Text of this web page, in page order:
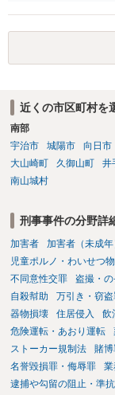
ると思われます。 他
害者の経済的損害の
を有しないことも、
利な点です。 その他
近くの市区町村を
南部
宇治市
城陽市 向日市
大山崎町
久御山町 井
南山城村
刑事事件の分野詳
加害者 加害者（未成年
児童ポルノ・わいせつ
不同意性交罪
盗撮・の
自殺幇助
万引き・窃盗
器物損壊
住居侵入 飲
危険運転・あおり運転
ストーカー規制法
賭
名誉毀損罪・侮辱罪
逮捕や勾留の阻止・準